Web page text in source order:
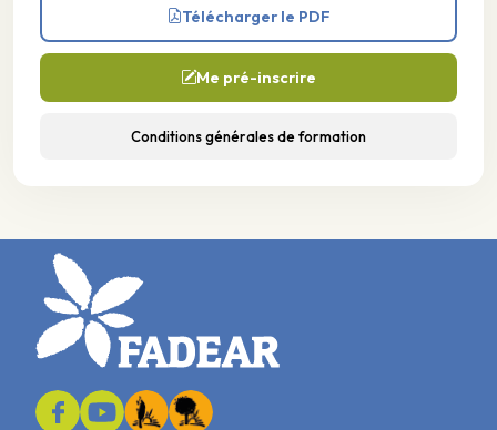
Télécharger le PDF
Me pré-inscrire
Conditions générales de formation